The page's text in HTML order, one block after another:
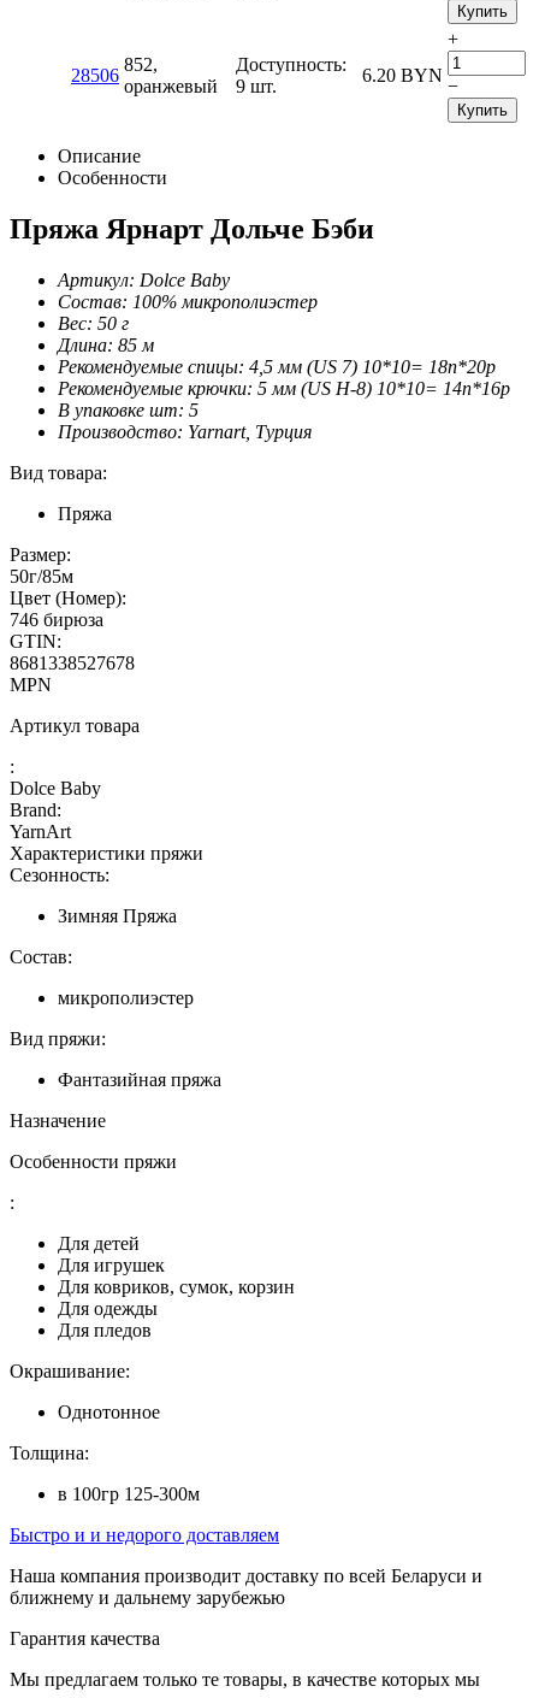
Купить
28506
852,
оранжевый
Доступность:
9 шт.
6.20 BYN
+
−
Купить
Описание
Особенности
Пряжа Ярнарт Дольче Бэби
Артикул: Dolce Baby
Состав: 100% микрополиэстер
Вес: 50 г
Длина: 85 м
Рекомендуемые спицы: 4,5 мм (US 7) 10*10= 18п*20р
Рекомендуемые крючки: 5 мм (US H-8) 10*10= 14п*16р
В упаковке шт: 5
Производство: Yarnart, Турция
Вид товара:
Пряжа
Размер:
50г/85м
Цвет (Номер):
746 бирюза
GTIN:
8681338527678
MPN
Артикул товара
:
Dolce Baby
Brand:
YarnArt
Характеристики пряжи
Сезонность:
Зимняя Пряжа
Состав:
микрополиэстер
Вид пряжи:
Фантазийная пряжа
Назначение
Особенности пряжи
:
Для детей
Для игрушек
Для ковриков, сумок, корзин
Для одежды
Для пледов
Окрашивание:
Однотонное
Толщина:
в 100гр 125-300м
Быстро и и недорого доставляем
Наша компания производит доставку по всей Беларуси и
ближнему и дальнему зарубежью
Гарантия качества
Мы предлагаем только те товары, в качестве которых мы